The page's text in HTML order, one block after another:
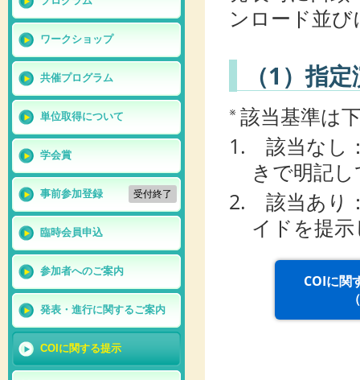
ワークショップ
共催プログラム
単位取得について
学会賞
事前参加登録 受付終了
臨時会員申込
参加者へのご案内
発表・進行に関するご案内
COIに関する提示
ンロード並
（1）指
※ 該当基準は
1. 該当なし
きで明記
2. 該当あり
イドを提
COIに関